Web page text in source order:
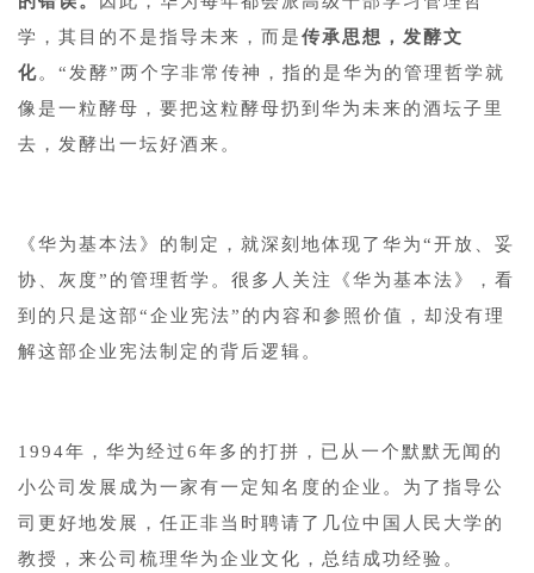
学，其目的不是指导未来，而是传承思想，发酵文
化。“发酵”两个字非常传神，指的是华为的管理哲学就
像是一粒酵母，要把这粒酵母扔到华为未来的酒坛子里
去，发酵出一坛好酒来。
《华为基本法》的制定，就深刻地体现了华为“开放、妥
协、灰度”的管理哲学。很多人关注《华为基本法》，看
到的只是这部“企业宪法”的内容和参照价值，却没有理
解这部企业宪法制定的背后逻辑。
1994年，华为经过6年多的打拼，已从一个默默无闻的
小公司发展成为一家有一定知名度的企业。为了指导公
司更好地发展，任正非当时聘请了几位中国人民大学的
教授，来公司梳理华为企业文化，总结成功经验。